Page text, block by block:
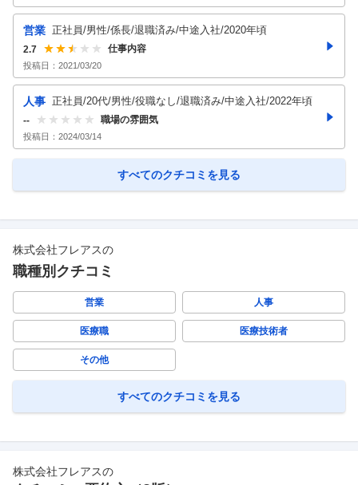
営業 正社員/男性/係長/退職済み/中途入社/2020年頃
2.7 仕事内容
投稿日： 2021/03/20
人事 正社員/20代/男性/役職なし/退職済み/中途入社/2022年頃
-- 職場の雰囲気
投稿日： 2024/03/14
すべてのクチコミを見る
株式会社フレアスの
職種別クチコミ
営業 人事
医療職 医療技術者
その他
すべてのクチコミを見る
株式会社フレアスの